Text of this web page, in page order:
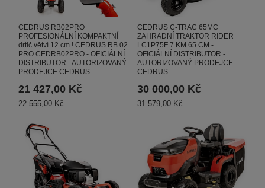
CEDRUS RB02PRO
PROFESIONÁLNÍ KOMPAKTNÍ
drtič větví 12 cm ! CEDRUS RB 02
PRO CEDRB02PRO - OFICIÁLNÍ
DISTRIBUTOR - AUTORIZOVANÝ
PRODEJCE CEDRUS
21 427,00 Kč
22 555,00 Kč
CEDRUS C-TRAC 65MC
ZAHRADNÍ TRAKTOR RIDER
LC1P75F 7 KM 65 CM -
OFICIÁLNÍ DISTRIBUTOR -
AUTORIZOVANÝ PRODEJCE
CEDRUS
30 000,00 Kč
31 579,00 Kč